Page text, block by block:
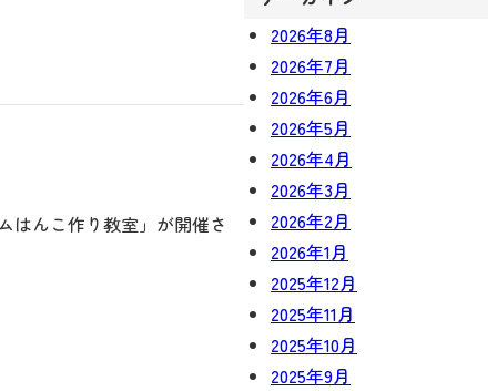
はんこ作り教室」が開催さ
2026年8月
2026年7月
2026年6月
2026年5月
2026年4月
2026年3月
2026年2月
2026年1月
2025年12月
2025年11月
2025年10月
2025年9月